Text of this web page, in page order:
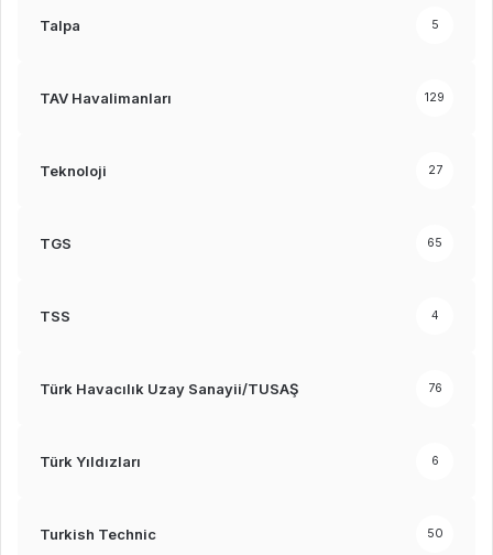
Talpa 5
TAV Havalimanları 129
Teknoloji 27
TGS 65
TSS 4
Türk Havacılık Uzay Sanayii/TUSAŞ 76
Türk Yıldızları 6
Turkish Technic 50